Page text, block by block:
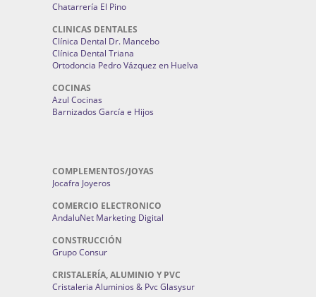
Chatarrería El Pino
CLINICAS DENTALES
Clínica Dental Dr. Mancebo
Clínica Dental Triana
Ortodoncia Pedro Vázquez en Huelva
COCINAS
Azul Cocinas
Barnizados García e Hijos
COMPLEMENTOS/JOYAS
Jocafra Joyeros
COMERCIO ELECTRONICO
AndaluNet Marketing Digital
CONSTRUCCIÓN
Grupo Consur
CRISTALERÍA, ALUMINIO Y PVC
Cristaleria Aluminios & Pvc Glasysur